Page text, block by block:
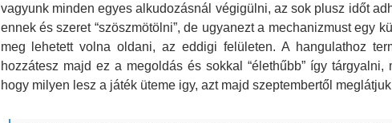
vagyunk minden egyes alkudozásnál végigülni, az sok plusz időt
ennek és szeret “szöszmötölni”, de ugyanezt a mechanizmust egy
meg lehetett volna oldani, az eddigi felületen. A hangulathoz
hozzátesz majd ez a megoldás és sokkal “élethűbb” így tárgyalni,
hogy milyen lesz a játék üteme igy, azt majd szeptembertől